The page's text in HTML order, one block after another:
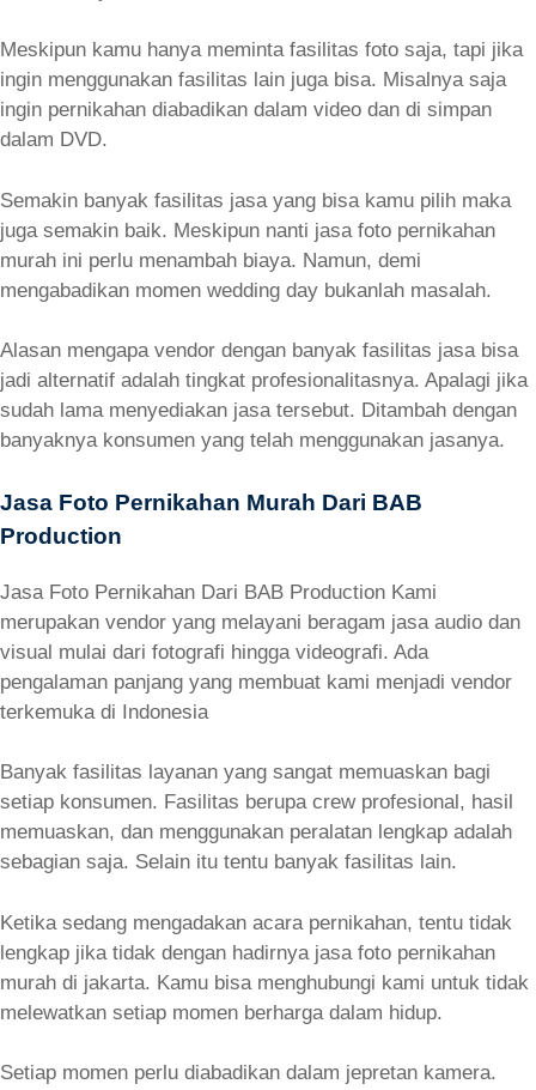
Meskipun kamu hanya meminta fasilitas foto saja, tapi jika
ingin menggunakan fasilitas lain juga bisa. Misalnya saja
ingin pernikahan diabadikan dalam video dan di simpan
dalam DVD.
Semakin banyak fasilitas jasa yang bisa kamu pilih maka
juga semakin baik. Meskipun nanti jasa foto pernikahan
murah ini perlu menambah biaya. Namun, demi
mengabadikan momen wedding day bukanlah masalah.
Alasan mengapa vendor dengan banyak fasilitas jasa bisa
jadi alternatif adalah tingkat profesionalitasnya. Apalagi jika
sudah lama menyediakan jasa tersebut. Ditambah dengan
banyaknya konsumen yang telah menggunakan jasanya.
Jasa Foto Pernikahan Murah Dari BAB
Production
Jasa Foto Pernikahan Dari BAB Production Kami
merupakan vendor yang melayani beragam jasa audio dan
visual mulai dari fotografi hingga videografi. Ada
pengalaman panjang yang membuat kami menjadi vendor
terkemuka di Indonesia
Banyak fasilitas layanan yang sangat memuaskan bagi
setiap konsumen. Fasilitas berupa crew profesional, hasil
memuaskan, dan menggunakan peralatan lengkap adalah
sebagian saja. Selain itu tentu banyak fasilitas lain.
Ketika sedang mengadakan acara pernikahan, tentu tidak
lengkap jika tidak dengan hadirnya jasa foto pernikahan
murah di jakarta. Kamu bisa menghubungi kami untuk tidak
melewatkan setiap momen berharga dalam hidup.
Setiap momen perlu diabadikan dalam jepretan kamera.